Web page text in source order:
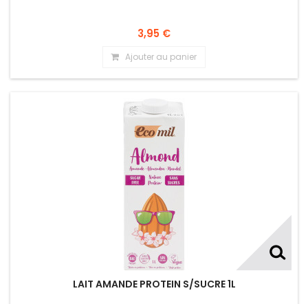
3,95 €
Ajouter au panier
LAIT AMANDE PROTEIN S/SUCRE 1L